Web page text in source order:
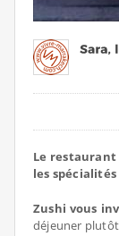
Le restaurant
les
Zushi vous
déjeuner